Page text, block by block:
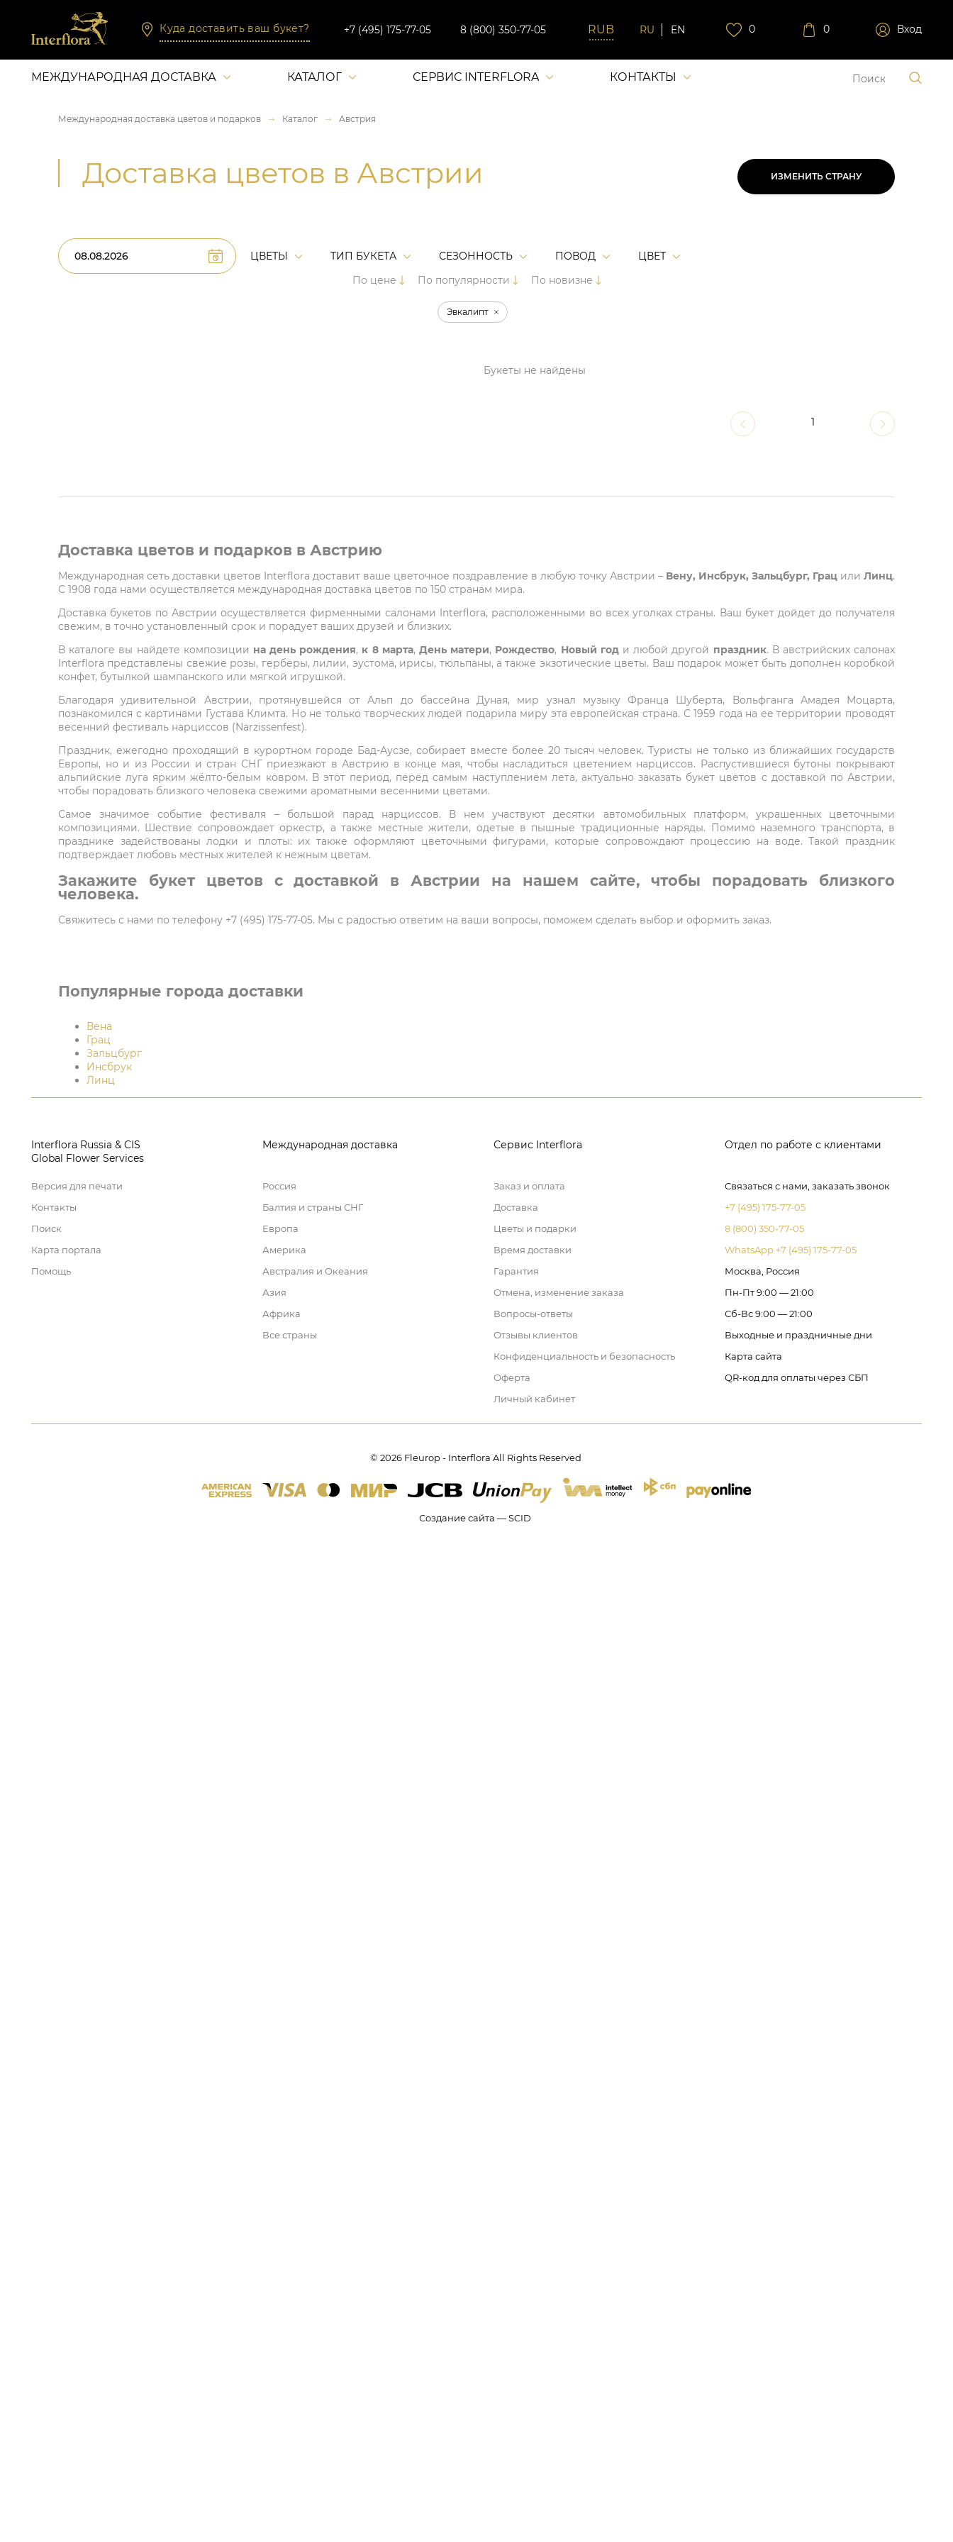
Куда доставить ваш букет? +7 (495) 175-77-05 8 (800) 350-77-05 RU EN 0 0 Вход
МЕЖДУНАРОДНАЯ ДОСТАВКА КАТАЛОГ СЕРВИС INTERFLORA КОНТАКТЫ
Международная доставка цветов и подарков Каталог Австрия
Доставка цветов в Австрии ИЗМЕНИТЬ СТРАНУ
ЦВЕТЫ ТИП БУКЕТА СЕЗОННОСТЬ ПОВОД
ЦВЕТ
По цене
По популярности По новизне
Эвкалипт
Букеты не найдены
1
Доставка цветов и подарков в Австрию
Международная сеть доставки цветов Interflora доставит ваше цветочное поздравление в любую точку Австрии – Вену, Инсбрук, Зальцбург, Грац или Линц.
С 1908 года нами осуществляется международная доставка цветов по 150 странам мира.
Доставка букетов по Австрии осуществляется фирменными салонами Interflora, расположенными во всех уголках страны. Ваш букет дойдет до получателя
свежим, в точно установленный срок и порадует ваших друзей и близких.
В каталоге вы найдете композиции на день рождения, к 8 марта,День матери, Рождество, Новый годи любой другой праздник. В австрийских салонах
Interflora представлены свежие розы, герберы, лилии, эустома, ирисы, тюльпаны, а также экзотические цветы. Ваш подарок может быть дополнен коробкой
конфет, бутылкой шампанского или мягкой игрушкой.
Благодаря удивительной Австрии, протянувшейся от Альп до бассейна Дуная, мир узнал музыку Франца Шуберта, Вольфганга Амадея Моцарта,
познакомился с картинами Густава Климта. Но не только творческих людей подарила миру эта европейская страна. С 1959 года на ее территории проводят
весенний фестиваль нарциссов (Narzissenfest).
Праздник, ежегодно проходящий в курортном городе Бад-Аусзе, собирает вместе более 20 тысяч человек. Туристы не только из ближайших государств
Европы, но и из России и стран СНГ приезжают в Австрию в конце мая, чтобы насладиться цветением нарциссов. Распустившиеся бутоны покрывают
альпийские луга ярким жёлто-белым ковром. В этот период, перед самым наступлением лета, актуально заказать букет цветов с доставкой по Австрии,
чтобы порадовать близкого человека свежими ароматными весенними цветами.
Самое значимое событие фестиваля – большой парад нарциссов. В нем участвуют десятки автомобильных платформ, украшенных цветочными
композициями. Шествие сопровождает оркестр, а также местные жители, одетые в пышные традиционные наряды. Помимо наземного транспорта, в
празднике задействованы лодки и плоты: их также оформляют цветочными фигурами, которые сопровождают процессию на воде. Такой праздник
подтверждает любовь местных жителей к нежным цветам.
Закажите букет цветов с доставкой в Австрии на нашем сайте, чтобы порадовать близкого
человека.
Свяжитесь с нами по телефону +7 (495) 175-77-05. Мы с радостью ответим на ваши вопросы, поможем сделать выбор и оформить заказ.
Популярные города доставки
Вена
Грац
Зальцбург
Инсбрук
Линц
Interflora Russia & CIS
Global Flower Services
Версия для печати
Контакты
Поиск
Карта портала
Помощь
Международная доставка
Россия
Балтия и страны СНГ
Европа
Америка
Австралия и Океания
Азия
Африка
Все страны
Сервис Interflora
Заказ и оплата
Доставка
Цветы и подарки
Время доставки
Гарантия
Отмена, изменение заказа
Вопросы-ответы
Отзывы клиентов
Конфиденциальность и безопасность
Оферта
Личный кабинет
Отдел по работе с клиентами
Связаться с нами, заказать звонок
+7 (495) 175-77-05
8 (800) 350-77-05
WhatsApp +7 (495) 175-77-05
Москва, Россия
Пн-Пт 9:00 — 21:00
Сб-Вс 9:00 — 21:00
Выходные и праздничные дни
Карта сайта
QR-код для оплаты через СБП
© 2026 Fleurop - Interflora All Rights Reserved
Создание сайта — SCID